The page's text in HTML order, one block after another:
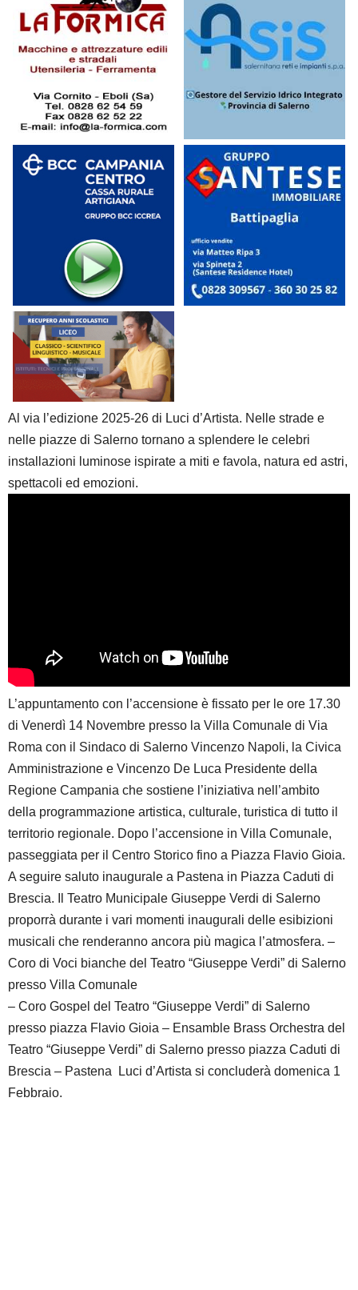
Al via l’edizione 2025-26 di Luci d’Artista. Nelle strade e
nelle piazze di Salerno tornano a splendere le celebri
installazioni luminose ispirate a miti e favola, natura ed astri,
spettacoli ed emozioni.
L’appuntamento con l’accensione è fissato per le ore 17.30
di Venerdì 14 Novembre presso la Villa Comunale di Via
Roma con il Sindaco di Salerno Vincenzo Napoli, la Civica
Amministrazione e Vincenzo De Luca Presidente della
Regione Campania che sostiene l’iniziativa nell’ambito
della programmazione artistica, culturale, turistica di tutto il
territorio regionale. Dopo l’accensione in Villa Comunale,
passeggiata per il Centro Storico fino a Piazza Flavio Gioia.
A seguire saluto inaugurale a Pastena in Piazza Caduti di
Brescia. Il Teatro Municipale Giuseppe Verdi di Salerno
proporrà durante i vari momenti inaugurali delle esibizioni
musicali che renderanno ancora più magica l’atmosfera. –
Coro di Voci bianche del Teatro “Giuseppe Verdi” di Salerno
presso Villa Comunale
– Coro Gospel del Teatro “Giuseppe Verdi” di Salerno
presso piazza Flavio Gioia – Ensamble Brass Orchestra del
Teatro “Giuseppe Verdi” di Salerno presso piazza Caduti di
Brescia – Pastena Luci d’Artista si concluderà domenica 1
Febbraio.